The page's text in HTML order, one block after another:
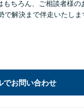
もちろん、ご相談者様の
で解決まで伴走いたし
でお問い合わせ